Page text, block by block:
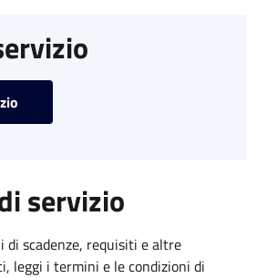
servizio
di scadenze, requisiti e altre
leggi i termini e le condizioni di